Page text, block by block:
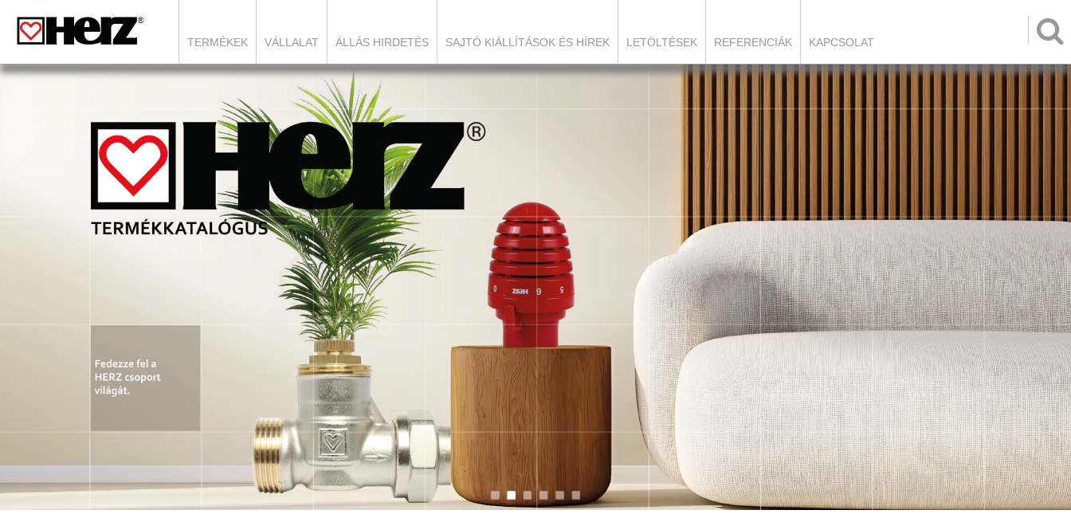

TERMÉKEK VÁLLALAT ÁLLÁS HIRDETÉS SAJTÓ KIÁLLÍTÁSOK ÉS HÍREK LETÖLTÉSEK REFERENCIÁK KAPCSOLAT